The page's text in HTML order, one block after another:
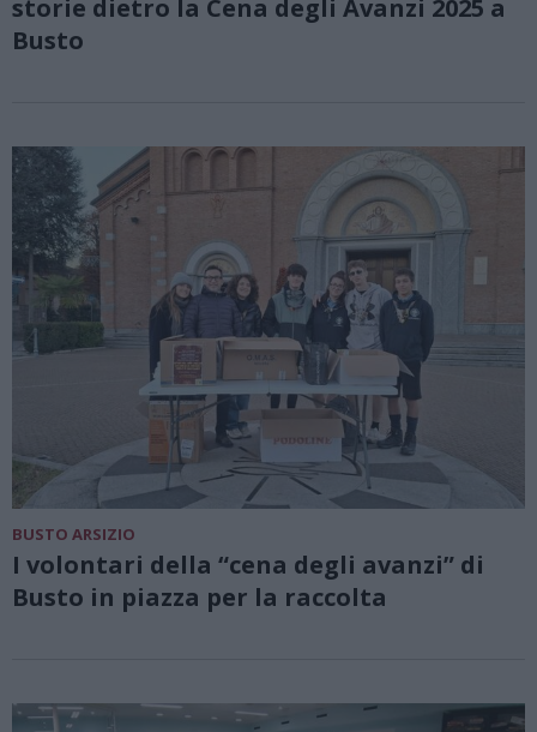
storie dietro la Cena degli Avanzi 2025 a
Busto
BUSTO ARSIZIO
I volontari della “cena degli avanzi” di
Busto in piazza per la raccolta